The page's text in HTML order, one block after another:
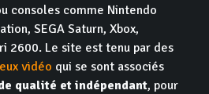
consoles comme Nintendo
SEGA Saturn, Xbox,
2600. Le site est tenu par des
vidéo qui se sont associés
qualité et indépendant, pour